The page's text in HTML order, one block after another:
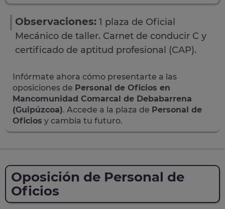
Observaciones: 1 plaza de Oficial
Mecánico de taller. Carnet de conducir C y
certificado de aptitud profesional (CAP).
Infórmate ahora cómo presentarte a las
oposiciones de Personal de Oficios en
Mancomunidad Comarcal de Debabarrena
(Guipúzcoa). Accede a la plaza de Personal de
Oficios y cambia tu futuro.
Oposición de Personal de
Oficios